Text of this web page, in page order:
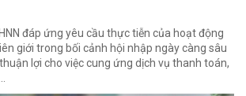
đáp ứng yêu cầu thực tiễn của hoạt động
giới trong bối cảnh hội nhập ngày càng sâu
lợi cho việc cung ứng dịch vụ thanh toán,